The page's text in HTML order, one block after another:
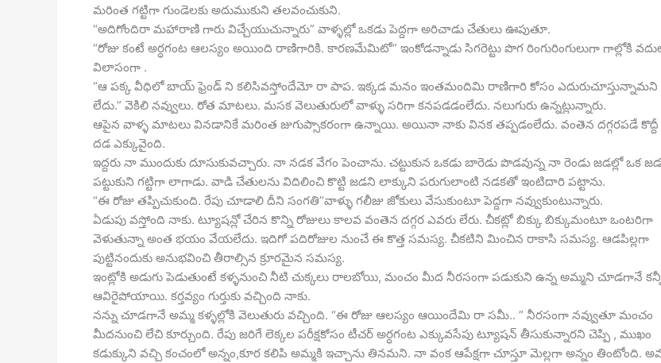
మరింత గట్టిగా గుండెలకు అదుముకుని తలవంచుకుని.
“అదిగోందిరా మహారాణి గారు విచ్చేయుచున్నారు” వాళ్ళల్లో ఒకడు పెద్దగా అరిచాడు చేతులు ఊపుతూ.
“రోజు కంటే అర్ధగంట ఆలస్యం అయింది రాణిగారికి. కారణమేమిటో” ఇంకోడన్నాడు సిగరెట్టు పొగ రింగురింగులుగా గాల్లోకి
విలాసంగా .
“ఆ పక్క వీధిలో బాయ్ ఫ్రెండ్ ని కలిసివస్తోందేమో రా పాప. ఇక్కడ మనం ఇంతమందిమి రాణిగారి కోసం
లేదు.” వెకిలి నవ్వులు. రోత మాటలు. మసక వెలుతురులో వాళ్ళు సరిగా కనపడడంలేదు. నలుగురు ఉన్నట్లున్నారు.
ఆపైన వాళ్ళ మాటలు వినడానికే మరింత జుగుప్సాకరంగా ఉన్నాయి. అయినా నాకు వినక తప్పడంలేదు. వంతెన దగ్గరపడే కొద్దీ
దడ ఎక్కువైంది.
ఇద్దరు నా ముందుకు దూసుకువచ్చారు. నా నడక వేగం పెంచాను. చట్టుకున ఒకడు బారెడు పొడవున్న నా రెండు జడల్లో ఒక
పట్టుకుని గట్టిగా లాగాడు. వాడి చేతులను విదిలించి కొట్టి జడని లాక్కుని పరుగులాంటి నడకతో ఇంటిదారి పట్టాను.
“ఈ రోజు తప్పిచుకుంది. రేపు చూడాలి దీని సంగతి”వాళ్ళు గలీజు జోకులు వేసుకుంటూ పెద్దగా నవ్వుకుంటున్నారు.
ఏడుపు వస్తోంది నాకు. ట్యూషన్లో చేరిన కొన్ని రోజులు కాలవ వంతెన దగ్గర ఎవరు లేరు. చీకట్లో బిక్కు బిక్కుమంటూ ఒంటరిగా
వెళుతున్నా అంత భయం వేయలేదు. ఇదిగో పదిరోజుల నుంచే ఈ కొత్త సమస్య. చీకటిని మించిన రాకాసి సమస్య. ఆడపిల్లగా
పుట్టినందుకు అనుభవించి తీరాల్సిన క్రూరమైన సమస్య.
ఇంట్లోకి అడుగు పెడుతుంటే కళ్ళనుంచి నీటి చుక్కలు రాలబోయి, మంచం మీద నీరసంగా పడుకుని ఉన్న అమ్మని చూడగానే
ఆవిరైపోయాయి. కర్తవ్యం గుర్తుకు వచ్చింది నాకు.
నన్ను చూడగానే అమ్మ కళ్ళల్లోకి వెలుతురు వచ్చింది. “ఈ రోజు ఆలస్యం ఆయిందేమి రా సమీ.. ” నీరసంగా నవ్వుతూ మంచం
మీదనుంచి లేచి కూర్చుంది. రేపు జరిగే లెక్కల పరీక్షకోసం టీచర్ అర్ధగంట ఎక్కువసేపు ట్యూషన్ తీసుకున్నారని చెప్పి , ముఖం
కడుక్కుని వచ్చి కంచంలో అన్నం,కూర కలిపి అమ్మకి ఇచ్చాను తినమని. నా వంక ఆపేక్షగా చూస్తూ మెల్లగా అన్నం తింటోంది.